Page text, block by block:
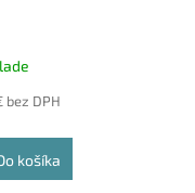
bez DPH
košíka